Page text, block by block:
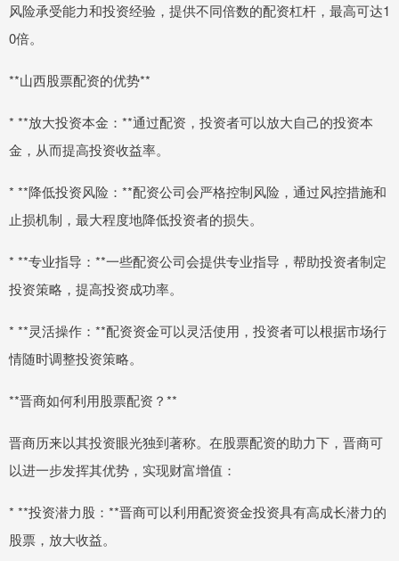
风险承受能力和投资经验，提供不同倍数的配资杠杆，最高可达1
0倍。
**山西股票配资的优势**
* **放大投资本金：**通过配资，投资者可以放大自己的投资本
金，从而提高投资收益率。
* **降低投资风险：**配资公司会严格控制风险，通过风控措施和
止损机制，最大程度地降低投资者的损失。
* **专业指导：**一些配资公司会提供专业指导，帮助投资者制定
投资策略，提高投资成功率。
* **灵活操作：**配资资金可以灵活使用，投资者可以根据市场行
情随时调整投资策略。
**晋商如何利用股票配资？**
晋商历来以其投资眼光独到著称。在股票配资的助力下，晋商可
以进一步发挥其优势，实现财富增值：
* **投资潜力股：**晋商可以利用配资资金投资具有高成长潜力的
股票，放大收益。